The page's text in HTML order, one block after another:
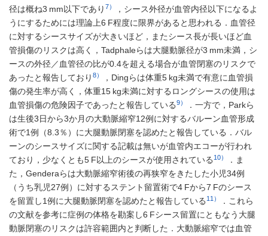
径は概ね3 mm以下であり 7）
，シース外径が血管内径以下になるよ
うにするためには理論上6 F程度に限界があると思われる．血管径
に対するシースサイズが大きいほど，またシース長が長いほど血
管損傷のリスクは高く，Tadphaleらは大腿動脈径が3 mm未満，シ
ースの外径／血管径の比が0.4を超える場合が血管閉塞のリスクで
あったと報告しており 8）
，Dingらは体重5 kg未満で有意に血管損
傷の発生率が高く，体重15 kg未満に対するロングシースの使用は
血管損傷の危険因子であったと報告している9）
．一方で，Parkら
は生後3日から3か月の大動脈縮窄12例に対するバルーン血管形成
術で1例（8.3％）に大腿動脈閉塞を認めたと報告している．バル
ーンのシースサイズに関する記載は無いが血管内エコーが行われ
ており，少なくとも5 F以上のシースが使用されている 10）
．ま
た，Genderaらは大動脈縮窄術後の再狭窄をきたした小児34例
（うち乳児27例）に対するステント留置術で4 Fから7 Fのシース
を留置し1例に大腿動脈閉塞を認めたと報告している 11）
．これら
の文献を参考に症例の体格を勘案し6 Fシース留置にともなう大腿
動脈閉塞のリスクは許容範囲内と判断した．大動脈縮窄では血管